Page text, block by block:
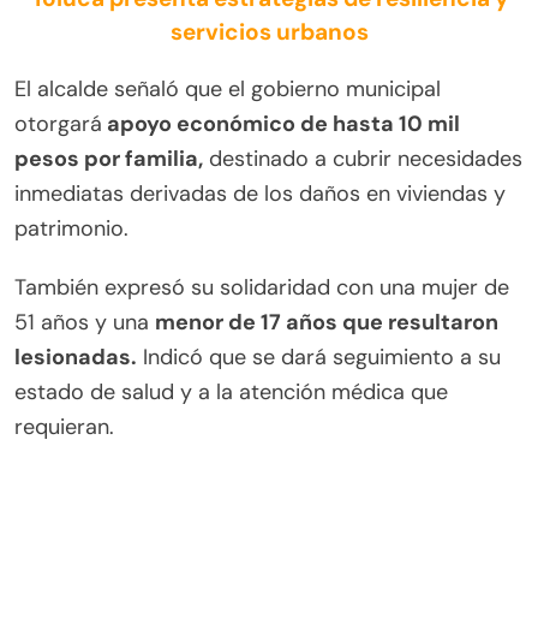
servicios urbanos
El alcalde señaló que el gobierno municipal
otorgará apoyo económico de hasta 10 mil
pesos por familia, destinado a cubrir necesidades
inmediatas derivadas de los daños en viviendas y
patrimonio.
También expresó su solidaridad con una mujer de
51 años y una menor de 17 años que resultaron
lesionadas. Indicó que se dará seguimiento a su
estado de salud y a la atención médica que
requieran.